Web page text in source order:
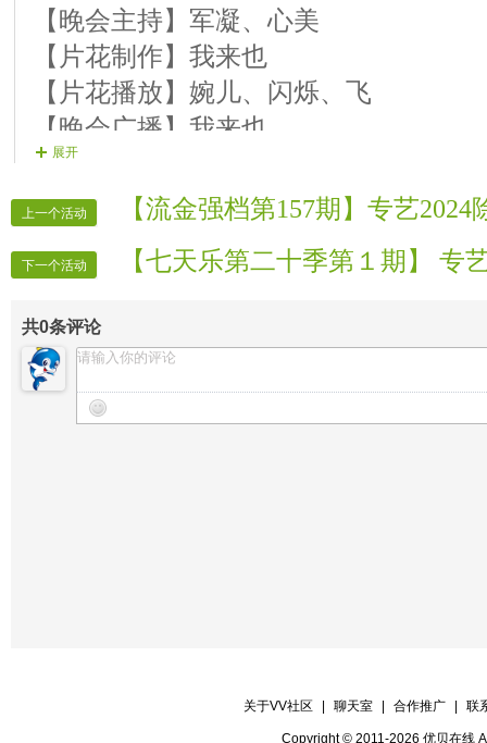
第三篇章：华夏龙腾日月新
【16号演员】飞舞 歌曲《生活就是磨
【17号演员】海川 歌曲《过年喽》
【18号演员】秋静 歌曲《此时此刻》
【19号演员】寒雪 歌曲《圆圆的心圆
【20号演员】紫竹 歌曲《中华好明月》
【21号演员】军凝 歌曲《团圆酒》
【22号演员】雅瑩 歌曲《最亲的人》
【结束舞】吉祥 舞蹈《难忘今宵》
【晚会主持】军凝、心美
【片花制作】我来也
【片花播放】婉儿、闪烁、飞
【晚会广播】我来也
【晚会递麦】我来也
【晚会迎宾】房间全体管理
【晚会报道】VV时报记者
【晚会录像】VV时报录像
展开
上一个活动 【流金强档第157期】专艺
下一个活动 【七天乐第二十季第１期】 专
共0条评论
关于VV社区 聊天室 合作推广 联
Copyright © 2011-2026 优贝在线